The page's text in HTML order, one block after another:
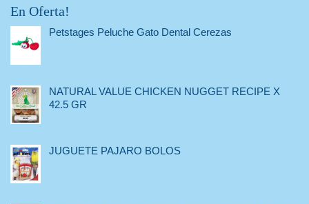
En Oferta!
Petstages Peluche Gato Dental Cerezas
NATURAL VALUE CHICKEN NUGGET RECIPE X
42.5 GR
JUGUETE PAJARO BOLOS